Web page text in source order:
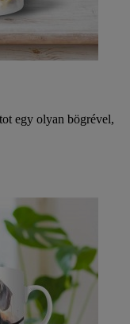
egy olyan bögrével,